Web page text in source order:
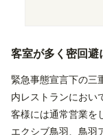
客室が多く密回
緊急事態宣言下の三
内レストランにおい
客様には通常営業を
エクシブ鳥羽、鳥羽